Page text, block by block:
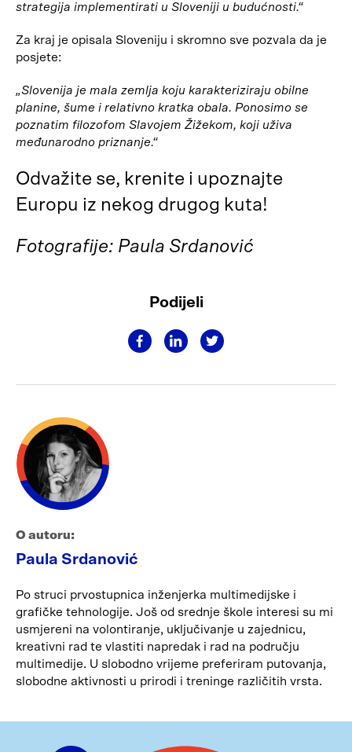
strategija implementirati u Sloveniji u budućnosti.“
Za kraj je opisala Sloveniju i skromno sve pozvala da je
posjete:
„Slovenija je mala zemlja koju karakteriziraju obilne
planine, šume i relativno kratka obala. Ponosimo se
poznatim filozofom Slavojem Žižekom, koji uživa
međunarodno priznanje.“
Odvažite se, krenite i upoznajte
Europu iz nekog drugog kuta!
Fotografije: Paula Srdanović
Podijeli
O autoru:
Paula Srdanović
Po struci prvostupnica inženjerka multimedijske i
grafičke tehnologije. Još od srednje škole interesi su mi
usmjereni na volontiranje, uključivanje u zajednicu,
kreativni rad te vlastiti napredak i rad na području
multimedije. U slobodno vrijeme preferiram putovanja,
slobodne aktivnosti u prirodi i treninge različitih vrsta.